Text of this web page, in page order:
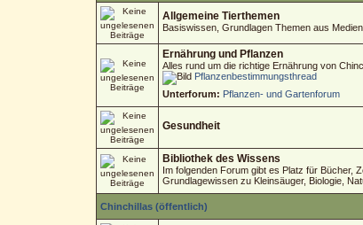
Allgemeine Tierthemen
Basiswissen, Grundlagen Themen aus
Ernährung und Pflanzen
Alles rund um die richtige Ernährung von
Pflanzenbestimmungsthread
Unterforum: Pflanzen- und Gartenforum
Gesundheit
Bibliothek des Wissens
Im folgenden Forum gibt es Platz für Bücher,
Grundlagewissen zu Kleinsäuger, Biologie,
Chinchillas (öffentlich)